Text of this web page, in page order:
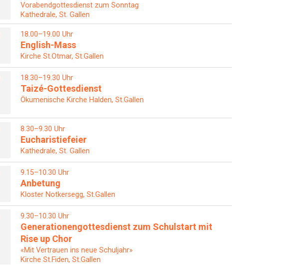
Vorabendgottesdienst zum Sonntag
Kathedrale, St. Gallen
18.00–19.00 Uhr
English-Mass
Kirche St.Otmar, St.Gallen
18.30–19.30 Uhr
Taizé-Gottesdienst
Ökumenische Kirche Halden, St.Gallen
8.30–9.30 Uhr
Eucharistiefeier
Kathedrale, St. Gallen
9.15–10.30 Uhr
Anbetung
Kloster Notkersegg, St.Gallen
9.30–10.30 Uhr
Generationengottesdienst zum Schulstart mit
Rise up Chor
«Mit Vertrauen ins neue Schuljahr»
Kirche St.Fiden, St.Gallen